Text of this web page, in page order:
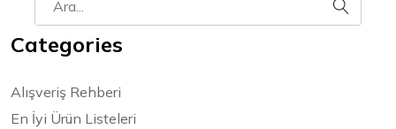
Categories
Alışveriş Rehberi
En İyi Ürün Listeleri